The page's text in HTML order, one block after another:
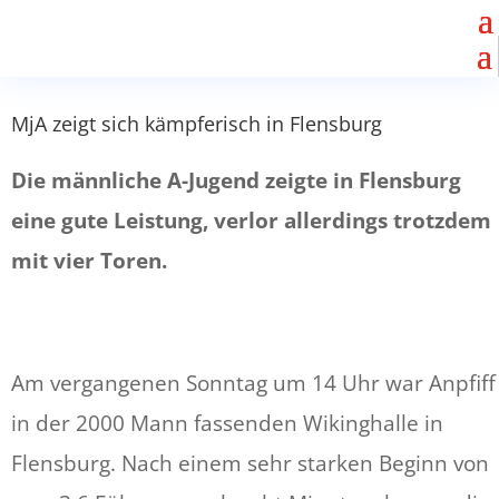
MjA zeigt sich kämpferisch in Flensburg
Die männliche A-Jugend zeigte in Flensburg
eine gute Leistung, verlor allerdings trotzdem
mit vier Toren.
Am vergangenen Sonntag um 14 Uhr war Anpfiff
in der 2000 Mann fassenden Wikinghalle in
Flensburg. Nach einem sehr starken Beginn von